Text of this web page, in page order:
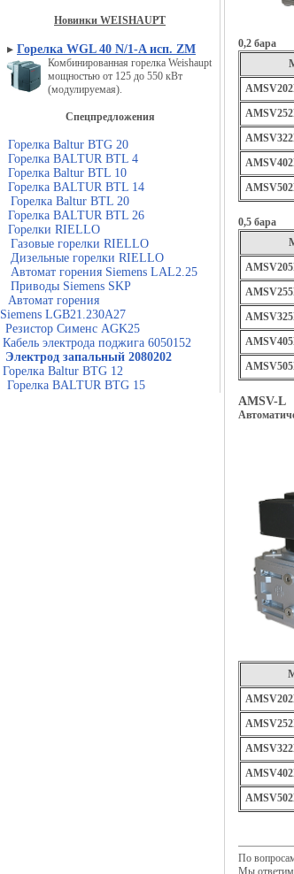
Новинки WEISHAUPT
▸ Горелка WGL 40 N/1-A исп. ZM
Комбинированная горелка Weishaupt
мощностью от 125 до 550 кВт
(модулируемая).
Спецпредложения
Горелка Baltur BTG 20
Горелка BALTUR BTL 4
Горелка Baltur BTL 10
Горелка BALTUR BTL 14
Горелка Baltur BTL 20
Горелка BALTUR BTL 26
Горелки RIELLO
Газовые горелки RIELLO
Дизельные горелки RIELLO
Автомат горения Siemens LAL2.25
Приводы Siemens SKP
Автомат горения
Siemens LGB21.230A27
Резистор Сименс AGK25
Кабель электрода поджига 6050152
Электрод запальный 2080202
Горелка Baltur BTG 12
Горелка BALTUR BTG 15
0,2 бара
0,5 бара
AMSV-L
По
Мы ответим